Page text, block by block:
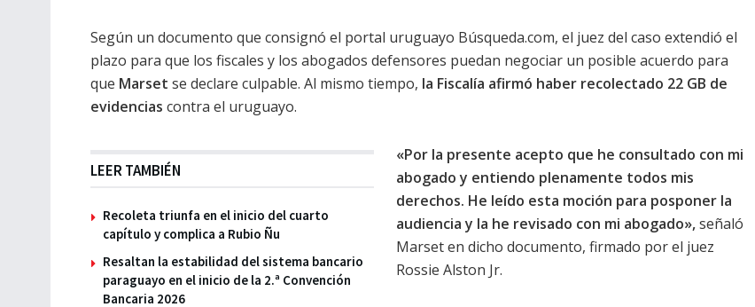
Según un documento que consignó el portal uruguayo Búsqueda.com, el juez del caso extendió el
plazo para que los fiscales y los abogados defensores puedan negociar un posible acuerdo para
que Marset se declare culpable. Al mismo tiempo, la Fiscalía afirmó haber recolectado 22 GB de
evidencias contra el uruguayo.
LEER TAMBIÉN
Recoleta triunfa en el inicio del cuarto
capítulo y complica a Rubio Ñu
Resaltan la estabilidad del sistema bancario
paraguayo en el inicio de la 2.ª Convención
Bancaria 2026
«Por la presente acepto que he consultado con mi
abogado y entiendo plenamente todos mis
derechos. He leído esta moción para posponer la
audiencia y la he revisado con mi abogado»,señaló
Marset en dicho documento, firmado por el juez
Rossie Alston Jr.